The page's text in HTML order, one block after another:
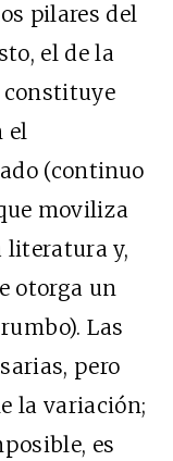
pilares del
el de la
constituye
el
(continuo
moviliza
literatura y,
otorga un
Las
pero
la variación;
es